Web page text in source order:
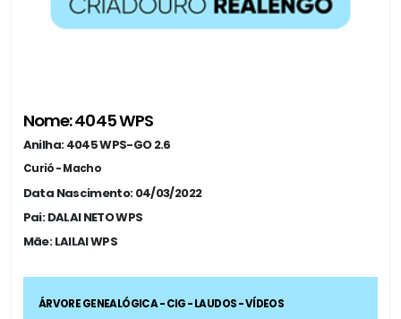
Nome: 4045 WPS
Anilha: 4045 WPS-GO 2.6
Curió - Macho
Data Nascimento: 04/03/2022
Pai: DALAI NETO WPS
Mãe: LAILAI WPS
ÁRVORE GENEALÓGICA - CIG - LAUDOS - VÍDEOS